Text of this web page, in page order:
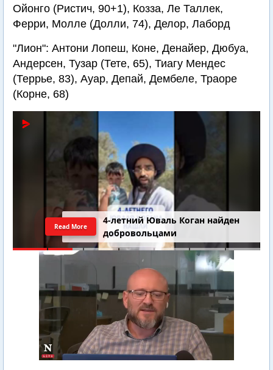
Ойонго (Ристич, 90+1), Козза, Ле Таллек,
Ферри, Молле (Долли, 74), Делор, Лаборд
"Лион": Антони Лопеш, Коне, Денайер, Дюбуа,
Андерсен, Тузар (Тете, 65), Тиагу Мендес
(Террье, 83), Ауар, Депай, Дембеле, Траоре
(Корне, 68)
4-летний Юваль Коган найден
добровольцами
Read More